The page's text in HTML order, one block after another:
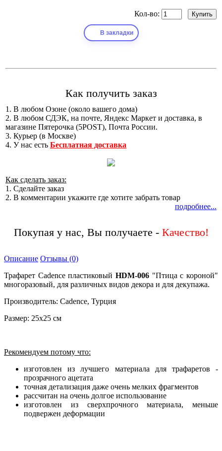
Кол-во:
В закладки
Как получить заказ
1. В любом Озоне (около вашего дома)
2. В любом СДЭК, на почте, Яндекс Маркет и доставка, в
магазине Пятерочка (5POST), Почта России.
3. Курьер (в Москве)
4. У нас есть Бесплатная доставка
Как сделать заказ:
1. Сделайте заказ
2. В комментарии укажите где хотите забрать товар
подробнее...
Покупая у нас, Вы получаете -
Описание Отзывы (0)
Трафарет Cadence пластиковый HDM-006 "Птица с короной"
многоразовый, для различных видов декора и для декупажа.
Производитель: Cadence, Турция
Размер: 25х25 см
Рекомендуем потому что:
изготовлен из лучшего материала для трафаретов -
прозрачного ацетата
точная детализация даже очень мелких фрагментов
рассчитан на очень долгое использование
изготовлен из сверхпрочного материала, меньше
подвержен деформации